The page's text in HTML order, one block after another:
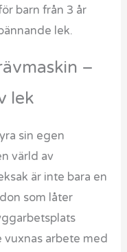
barn från 3 år
lek.
–
lek
sin egen
värld av
är inte bara en
som låter
arbete med